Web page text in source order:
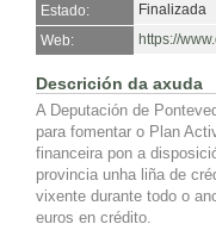
Estado:
Finalizada
Web:
https://
Descrición da axuda
A Deputación de
para fomentar o Plan
financeira pon a
provincia unha liña de
vixente durante todo o
euros en crédito.